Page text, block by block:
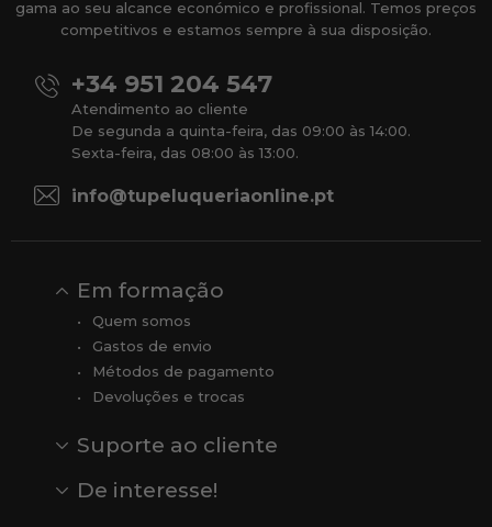
gama ao seu alcance económico e profissional. Temos preços
competitivos e estamos sempre à sua disposição.
+34 951 204 547
Atendimento ao cliente
De segunda a quinta-feira, das 09:00 às 14:00.
Sexta-feira, das 08:00 às 13:00.
info@tupeluqueriaonline.pt
Em formação
Quem somos
Gastos de envio
Métodos de pagamento
Devoluções e trocas
Suporte ao cliente
Comentários
Comentários do Google
De interesse!